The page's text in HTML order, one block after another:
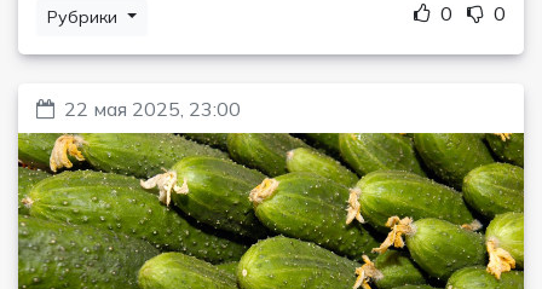
Рубрики 0 0
22 мая 2025, 23:00